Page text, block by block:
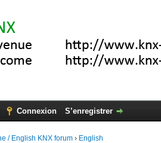
Connexion S’enregistrer
/ English KNX forum › English